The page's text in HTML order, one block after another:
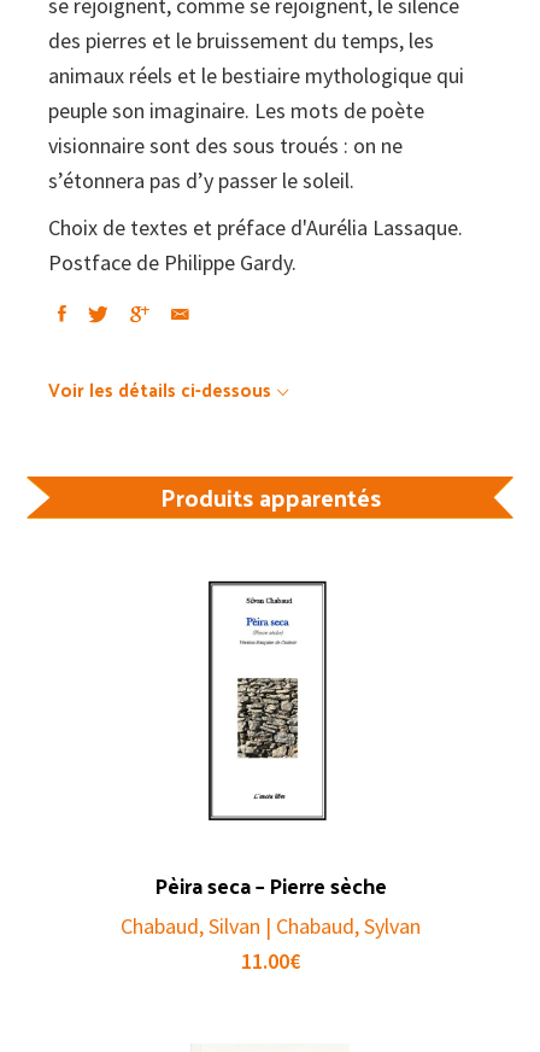
se rejoignent, comme se rejoignent, le silence
des pierres et le bruissement du temps, les
animaux réels et le bestiaire mythologique qui
peuple son imaginaire. Les mots de poète
visionnaire sont des sous troués : on ne
s’étonnera pas d’y passer le soleil.
Choix de textes et préface d'Aurélia Lassaque.
Postface de Philippe Gardy.
Voir les détails ci-dessous
Produits apparentés
Pèira seca – Pierre sèche
Chabaud, Silvan | Chabaud, Sylvan
11.00€